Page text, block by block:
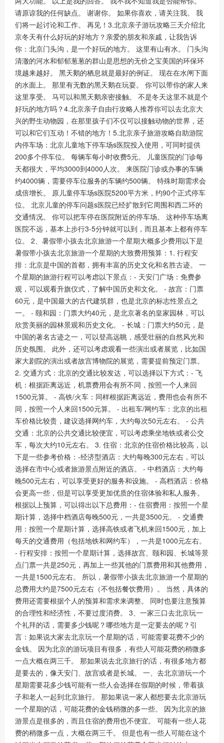
请原谅我的任何缺点。 谢谢你。 如果你喜欢，请关注我。 我
们将一起讨论和工作。 再见！3.北京亲子游玩攻略三天介绍北
京冬天有什么好玩的好地方？亲爱的朋友和亲戚，让我告诉
你：北京门头沟，是一个好玩的地方。 这里有山有水。 门头沟
清澈的河水和郁郁葱葱的群山是思想的无价之宝美国的环保环
境越来越好。 黑天鹅的栖息就是最好的例证。 现在在水闸下面
的水面上。 那里有无数的黑天鹅在玩耍。 你可以带你的家人来
这里享受。 马可以和黑天鹅亲密接触。 不是冬天这里不就是个
好玩的地方吗？4.北京亲子自由行攻略人推荐你可以去北京大
兴的野生动物园，在那里孩子们不仅可以接触动物的世界，还
可以和它们互动！不错的地方！5.北京亲子旅游攻略自助游院
内停车场：北京儿童地下停车场s医院投入使用，可同时提供
200多个停车位。 每辆车每小时收费5元。 儿童医院的门诊每
天都很大，平均3000到4000人次。 来医院门诊或办事的车辆
约4000辆，需要停车位服务的车辆约500辆。 特殊时期需求会
成倍增长。 原儿童停车场s医院5200平方米，约90个正式停车
位。 北京儿童的停车问题s医院已经扩散到它周围和西二环的
交通情况。 你可以把车停在医院附近的停车场。 这种停车场离
医院不远，基本上步行3-5分钟就可以到，而且基本上都有停车
位。 2、暑假带小孩去北京旅游一个星期大概多少费用以下是
暑假带小孩去北京旅游一个星期的大致费用预算：1. 行程安
排：北京是中国的首都，拥有丰富的历史文化和名胜古迹。 一
个星期的旅游行程可以考虑以下景点：- 天安门广场：免费参
观，可以观看升旗仪式，了解中国历史和文化。 - 故宫：门票
60元，是中国最大的古代建筑群，也是北京的标志性景点之
一。 - 颐和园：门票大约40元，是北京著名的皇家园林，可以
欣赏美丽的园林景观和历史文化。 - 长城：门票大约50元，是
中国的著名古迹之一，可以登高远眺，感受壮丽的自然风光和
历史氛围。 此外，还可以考虑观看一些演出或者展览，比如国
家大剧院的演出或者故宫博物院的展览，需要提前预定门票。
2. 交通方式：北京的交通比较发达，可以选择以下方式：- 飞
机：根据距离远近，机票费用会有所不同，按照一个人来回
1500元算。 - 高铁/火车：同样根据距离远近，费用也会有所不
同，按照一个人来回1500元算。 - 出租车/网约车：北京的出租
车价格比较贵，建议选择网约车，大约每次50元左右。 - 公共
交通：北京的公共交通比较便宜，可以考虑乘坐地铁或者公交
车，每次大约10元左右。 3. 住宿：北京的住宿价格比较高，以
下是一些参考价格：-经济型酒店：大约每晚300元左右，可以
选择在市中心或者旅游景点附近的酒店。 - 中档酒店：大约每
晚500元左右，可以享受更好的服务和设施。 - 高档酒店：价格
会更高一些，但是可以享受更加优质的住宿体验和私人服务。
根据以上预算，可以得出以下总费用：- 住宿费用：按照一个星
期计算，选择中档酒店每晚500元，一共是3500元。 - 交通费
用：按照一个星期计算，选择高铁或者飞机来回1500元，加上
每天的交通费用（包括地铁和网约车），一共是1000元左右。
- 行程安排：按照一个星期计算，选择故宫、颐和园、长城等景
点门票一共是250元，再加上一些其他的门票费用和其他费用，
一共是1500元左右。 所以，暑假带小孩去北京旅游一个星期的
总费用大约是7500元左右（不包括餐饮费用）。 当然，具体的
费用还需要根据个人的预算和需求来调整。 同时也要注意预算
的合理性和经济性，不要过度消费。 3、一家三口去北京玩一
个礼拜的话，需要多少钱呢？哪些地方是一定要去的呢？引
言：如果说大家去北京玩一个星期的话，可能需要花费不少的
金钱。 因为北京的游玩项目有很多，有些人可能花费的稍微多
一点大概在两三千。 那如果说去北京旅行的话，有很多地方都
是要去的，像天安门、故宫或者是长城。 一、去北京游玩一个
星期需要花多少钱可能有一些人会选择在假期的时候，带着孩
子和老人一起到北京旅行。 那如果说一家人都想要去北京游玩
一个星期的话，可能花费的金钱稍微的多一些。 因为北京的旅
游景点是很多的，而且住宿的费用也不便宜。 可能有一些人花
费的稍微多一点，大概在两三千。 但是也有一些人可能在这个